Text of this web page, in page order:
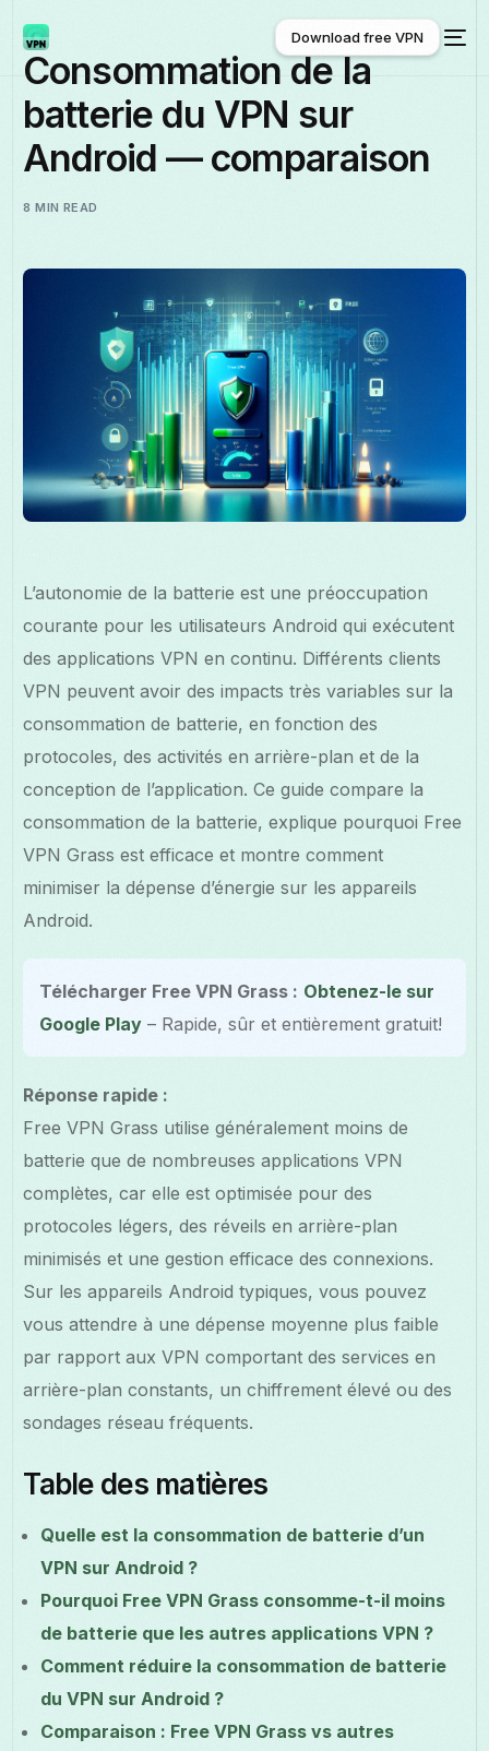
Français
Download free VPN
Download free VPN
Consommation de la
batterie du VPN sur
Android — comparaison
8 MIN READ
L’autonomie de la batterie est une préoccupation
courante pour les utilisateurs Android qui exécutent
des applications VPN en continu. Différents clients
VPN peuvent avoir des impacts très variables sur la
consommation de batterie, en fonction des
protocoles, des activités en arrière-plan et de la
conception de l’application. Ce guide compare la
consommation de la batterie, explique pourquoi Free
VPN Grass est efficace et montre comment
minimiser la dépense d’énergie sur les appareils
Android.
Télécharger Free VPN Grass : Obtenez-le sur
Google Play – Rapide, sûr et entièrement gratuit!
Réponse rapide :
Free VPN Grass utilise généralement moins de
batterie que de nombreuses applications VPN
complètes, car elle est optimisée pour des
protocoles légers, des réveils en arrière-plan
minimisés et une gestion efficace des connexions.
Sur les appareils Android typiques, vous pouvez
vous attendre à une dépense moyenne plus faible
par rapport aux VPN comportant des services en
arrière-plan constants, un chiffrement élevé ou des
sondages réseau fréquents.
Table des matières
Quelle est la consommation de batterie d’un
VPN sur Android ?
Pourquoi Free VPN Grass consomme-t-il moins
de batterie que les autres applications VPN ?
Comment réduire la consommation de batterie
du VPN sur Android ?
Comparaison : Free VPN Grass vs autres